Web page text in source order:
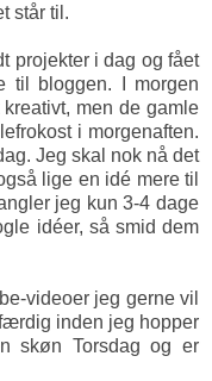
står til.
projekter i dag og fået
til bloggen. I morgen
men de gamle
i morgenaften.
Jeg skal nok nå det
lige en idé mere til
jeg kun 3-4 dage
idéer, så smid dem
videoer jeg gerne vil
inden jeg hopper
skøn Torsdag og er